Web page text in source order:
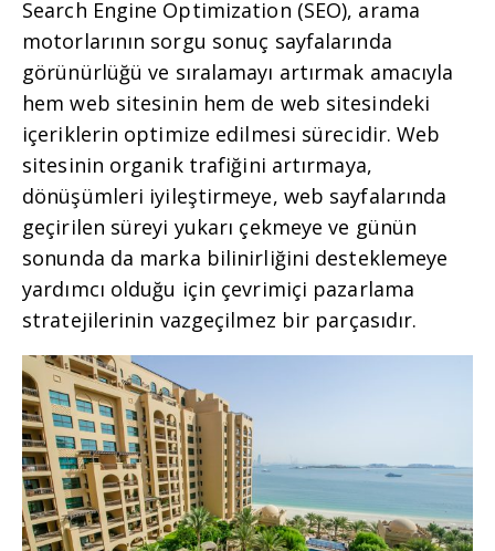
Search Engine Optimization (SEO), arama
motorlarının sorgu sonuç sayfalarında
görünürlüğü ve sıralamayı artırmak amacıyla
hem web sitesinin hem de web sitesindeki
içeriklerin optimize edilmesi sürecidir. Web
sitesinin organik trafiğini artırmaya,
dönüşümleri iyileştirmeye, web sayfalarında
geçirilen süreyi yukarı çekmeye ve günün
sonunda da marka bilinirliğini desteklemeye
yardımcı olduğu için çevrimiçi pazarlama
stratejilerinin vazgeçilmez bir parçasıdır.